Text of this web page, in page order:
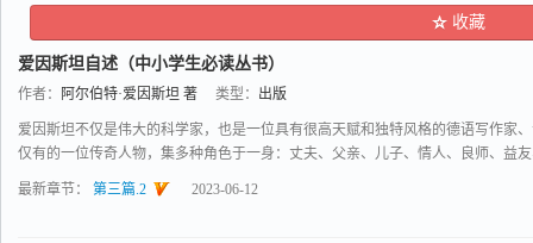
收藏
爱因斯坦自述（中小学生必读丛书）
作者： 阿尔伯特·爱因斯坦 著 类型： 出版
爱因斯坦不仅是伟大的科学家，也是一位具有很高天赋和独特风格的德语写作家
仅有的一位传奇人物，集多种角色于一身：丈夫、父亲、儿子、情人、良师、益
最新章节： 第三篇.2 2023-06-12